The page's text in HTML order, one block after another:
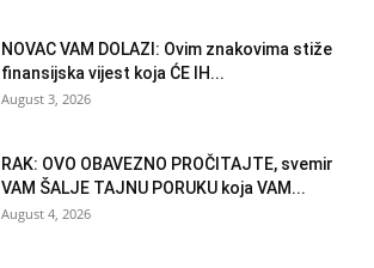
NOVAC VAM DOLAZI: Ovim znakovima stiže
finansijska vijest koja ĆE IH...
August 3, 2026
RAK: OVO OBAVEZNO PROČITAJTE, svemir
VAM ŠALJE TAJNU PORUKU koja VAM...
August 4, 2026